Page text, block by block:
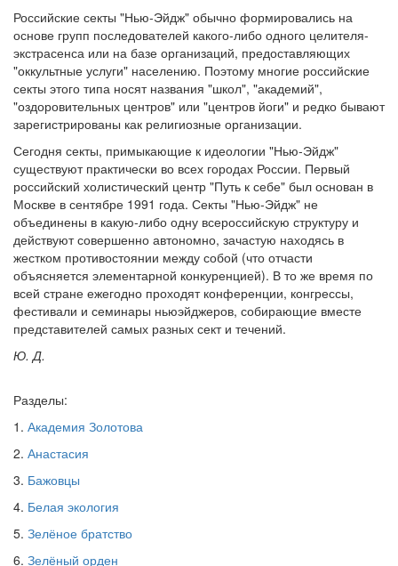
Российские секты "Нью-Эйдж" обычно формировались на
основе групп последователей какого-либо одного целителя-
экстрасенса или на базе организаций, предоставляющих
"оккультные услуги" населению. Поэтому многие российские
секты этого типа носят названия "школ", "академий",
"оздоровительных центров" или "центров йоги" и редко бывают
зарегистрированы как религиозные организации.
Сегодня секты, примыкающие к идеологии "Нью-Эйдж"
существуют практически во всех городах России. Первый
российский холистический центр "Путь к себе" был основан в
Москве в сентябре 1991 года. Секты "Нью-Эйдж" не
объединены в какую-либо одну всероссийскую структуру и
действуют совершенно автономно, зачастую находясь в
жестком противостоянии между собой (что отчасти
объясняется элементарной конкуренцией). В то же время по
всей стране ежегодно проходят конференции, конгрессы,
фестивали и семинары ньюэйджеров, собирающие вместе
представителей самых разных сект и течений.
Ю. Д.
Разделы:
1. Академия Золотова
2. Анастасия
3. Бажовцы
4. Белая экология
5. Зелёное братство
6. Зелёный орден